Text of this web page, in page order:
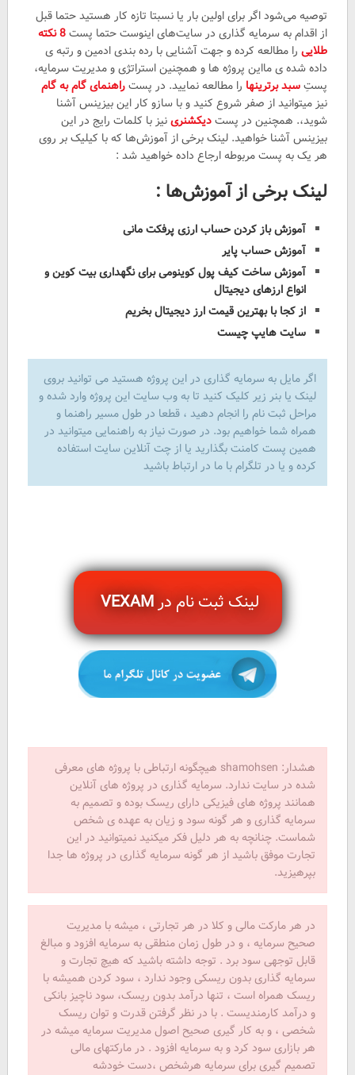
توصیه می‌شود اگر برای اولین بار یا نسبتا تازه کار هستید حتما قبل
از اقدام به سرمایه گذاری در سایت‌های اینوست حتما پست 8 نکته
طلاییرا مطالعه کرده و جهت آشنایی با رده بندی ادمین و رتبه ی
داده شده ی مااین پروژه ها و همچنین استراتژی و مدیریت سرمایه،
پستِسبد برترینها را مطالعه نمایید. در پستراهنمای گام به گام
نیز میتوانید از صفر شروع کنید و با سازو کار این بیزینس آشنا
شوید،. همچنین در پستدیکشنرینیز با کلمات رایج در این
بیزینس آشنا خواهید. لینک برخی از آموزش‌ها که با کیلیک بر روی
هر یک به پست مربوطه ارجاع داده خواهید شد :
لینک برخی از آموزش‌ها :
آموزش باز کردن حساب ارزی پرفکت مانی
آموزش حساب پایر
آموزش ساخت کیف پول کوینومی برای نگهداری بیت کوین و
انواع ارزهای دیجیتال
از کجا با بهترین قیمت ارز دیجیتال بخریم
سایت هایپ چیست
اگر مایل به سرمایه گذاری در این پروژه هستید می توانید بروی
لینک یا بنر زیر کلیک کنید تا به وب سایت این پروژه وارد شده و
مراحل ثبت نام را انجام دهید ، قطعا در طول مسیر راهنما و
همراه شما خواهیم بود. در صورت نیاز به راهنمایی میتوانید در
همین پست کامنت بگذارید یا از چت آنلاین سایت استفاده
کرده و یا در تلگرام با ما در ارتباط باشید
لینک ثبت نام درVEXAM
هشدار: shamohsen هیچگونه ارتباطی با پروژه های معرفی
شده در سایت ندارد. سرمایه گذاری در پروژه های آنلاین
همانند پروژه های فیزیکی دارای ریسک بوده و تصمیم به
سرمایه گذاری و هر گونه سود و زیان به عهده ی شخص
شماست. چنانچه به هر دلیل فکر میکنید نمیتوانید در این
تجارت موفق باشید از هر گونه سرمایه گذاری در پروژه ها جدا
بپرهیزید.
در هر مارکت مالی و کلا در هر تجارتی ، میشه با مدیریت
صحیح سرمایه ، و در طول زمان منطقی به سرمایه افزود و مبالغ
قابل توجهی سود برد . توجه داشته باشید که هیچ تجارت و
سرمایه گذاری بدون ریسکی وجود ندارد ، سود کردن همیشه با
ریسک همراه است ، تنها درآمد بدون ریسک، سود ناچیز بانکی
و درآمد کارمندیست . با در نظر گرفتن قدرت و توان ریسک
شخصی ، و به کار گیری صحیح اصول مدیریت سرمایه میشه در
هر بازاری سود کرد و به سرمایه افزود . در مارکتهای مالی
تصمیم گیری برای سرمایه هرشخص ،دست خودشه